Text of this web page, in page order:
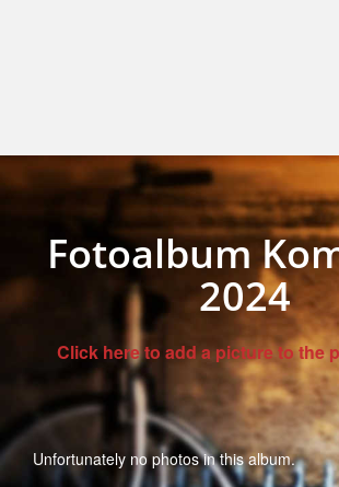
Fotoalbum
2024
Click here to add a picture to the
Unfortunately no photos in this album.